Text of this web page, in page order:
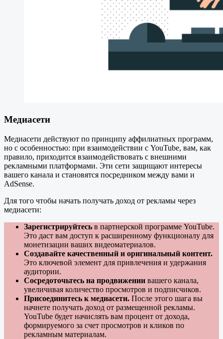
Медиасети
Медиасети действуют по принципу аффилиатных программ,
но с особенностью: при взаимодействии с YouTube, вам, как
правило, приходится взаимодействовать с внешними
рекламными платформами. Эти сети защищают интересы
вашего канала и становятся посредником между вами и
AdSense.
Для того чтобы начать получать доход от рекламы через
медиасети:
Зарегистрируйтесь в партнерской программе YouTube.
Это даст вам доступ к расширенному функционалу для
монетизации ваших видеоматериалов.
Создавайте качественный и оригинальный контент.
Это ключевой элемент для привлечения и удержания
аудитории.
Сосредоточьтесь на продвижении вашего канала,
увеличивая количество просмотров и подписчиков.
Присоединитесь к медиасети. После этого шага вы
начнете получать доход от размещенной рекламы.
YouTube будет начислять вам процент от дохода,
формируемого за счет просмотров и кликов по
рекламным материалам.